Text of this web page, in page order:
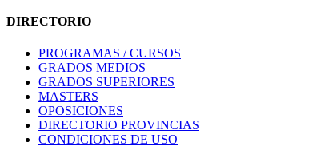
DIRECTORIO
PROGRAMAS / CURSOS
GRADOS MEDIOS
GRADOS SUPERIORES
MASTERS
OPOSICIONES
DIRECTORIO PROVINCIAS
CONDICIONES DE USO